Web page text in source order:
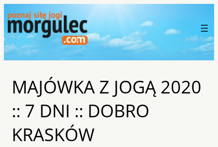
MAJÓWKA Z JOGĄ 2020
:: 7 DNI :: DOBRO
KRASKÓW